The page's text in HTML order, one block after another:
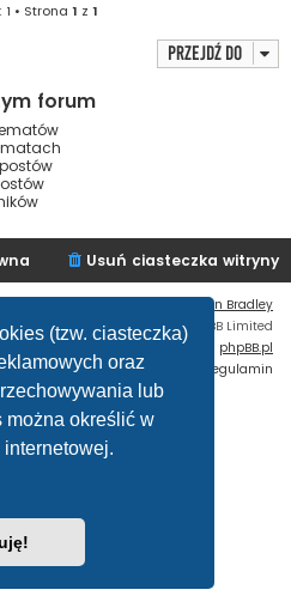
(tzw. ciasteczka)
oraz
lub
można określić w
• Strona 1 z 1
Przejdź do
forum
Usuń ciasteczka witryny
Ian Bradley
phpBB® Forum Software © phpBB Limited
Polski pakiet językowy dostarcza phpBB.pl
ochrony danych osobowych
Regulamin